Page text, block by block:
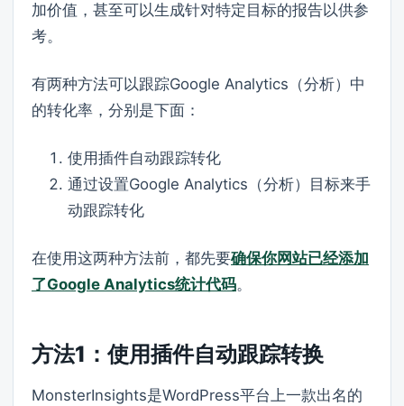
加价值，甚至可以生成针对特定目标的报告以供参
考。
有两种方法可以跟踪Google Analytics（分析）中
的转化率，分别是下面：
使用插件自动跟踪转化
通过设置Google Analytics（分析）目标来手
动跟踪转化
在使用这两种方法前，都先要确保你网站已经添加
了Google Analytics统计代码。
方法1：使用插件自动跟踪转换
MonsterInsights是WordPress平台上一款出名的